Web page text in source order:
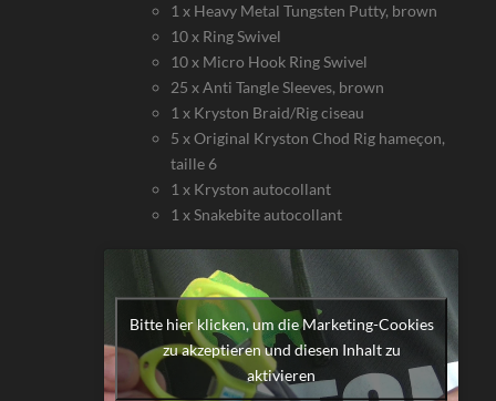
1 x Heavy Metal Tungsten Putty, brown
10 x Ring Swivel
10 x Micro Hook Ring Swivel
25 x Anti Tangle Sleeves, brown
1 x Kryston Braid/Rig ciseau
5 x Original Kryston Chod Rig hameçon,
taille 6
1 x Kryston autocollant
1 x Snakebite autocollant
Bitte hier klicken, um die Marketing-Cookies
zu akzeptieren und diesen Inhalt zu
aktivieren